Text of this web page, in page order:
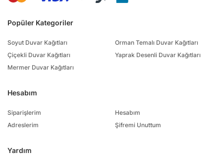
Popüler Kategoriler
Soyut Duvar Kağıtları
Çiçekli Duvar Kağıtları
Mermer Duvar Kağıtları
Orman Temalı Duvar Kağıtları
Yaprak Desenli Duvar Kağıtları
Hesabım
Siparişlerim
Adreslerim
Hesabım
Şifremi Unuttum
Yardım